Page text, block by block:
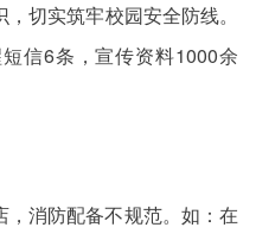
切实筑牢校园安全防线。
信6条，宣传资料1000余
，消防配备不规范。如：在